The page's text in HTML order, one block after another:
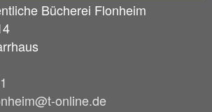
Bücherei Flonheim
online.de